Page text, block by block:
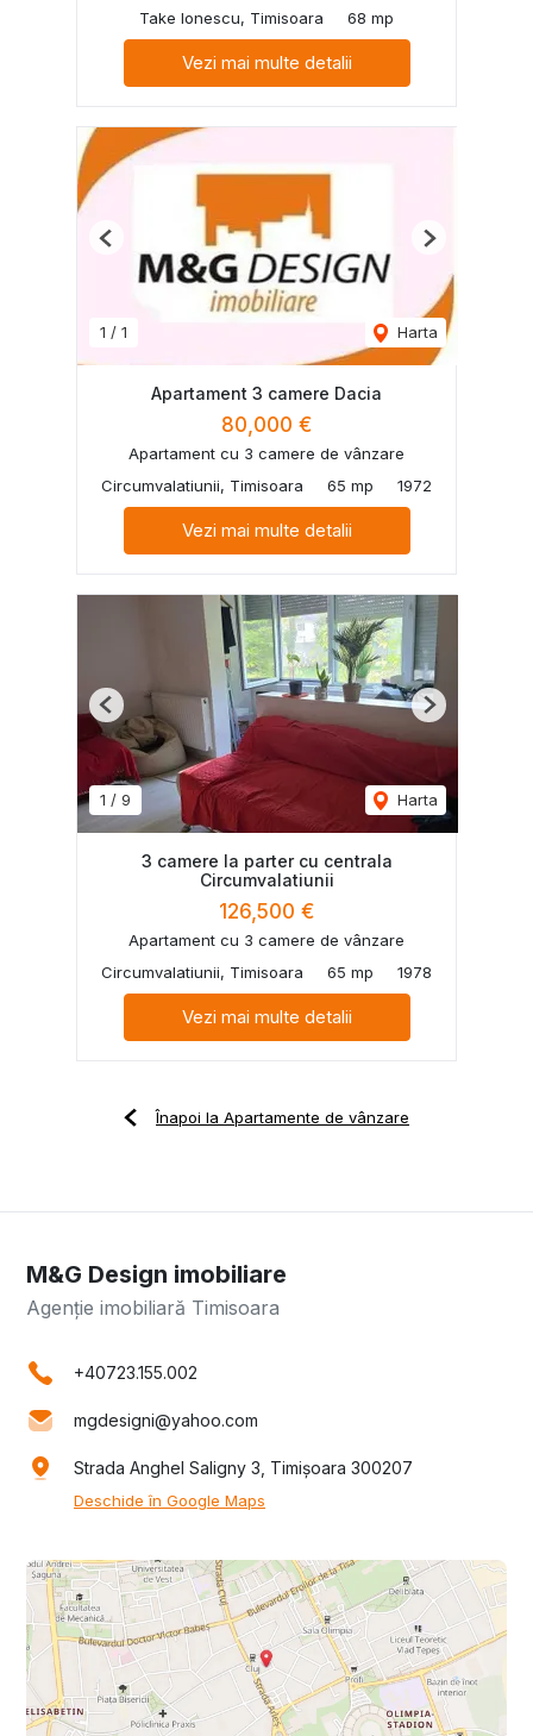
Take Ionescu, Timisoara 68 mp
Vezi mai multe detalii
1 / 1 Harta
Previous Next
Apartament 3 camere Dacia
80,000 €
Apartament cu 3 camere de vânzare
Circumvalatiunii, Timisoara
65 mp 1972
Vezi mai multe detalii
1 / 9 Harta
Previous Next
3 camere la parter cu centrala
Circumvalatiunii
126,500 €
Apartament cu 3 camere de vânzare
Circumvalatiunii, Timisoara
65 mp 1978
Vezi mai multe detalii
Înapoi la Apartamente de vânzare
M&G Design imobiliare
Agenție imobiliară Timisoara
+40723.155.002
mgdesigni@yahoo.com
Strada Anghel Saligny 3, Timișoara 300207
Deschide în Google Maps